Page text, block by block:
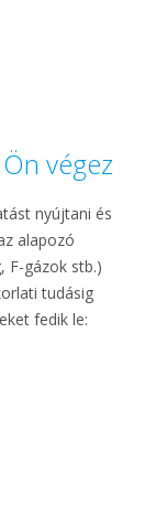
végez
nyújtani és
alapozó
F-gázok stb.)
tudásig
fedik le: